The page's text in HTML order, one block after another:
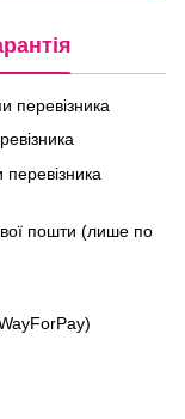
перевізника
пошти (лише по